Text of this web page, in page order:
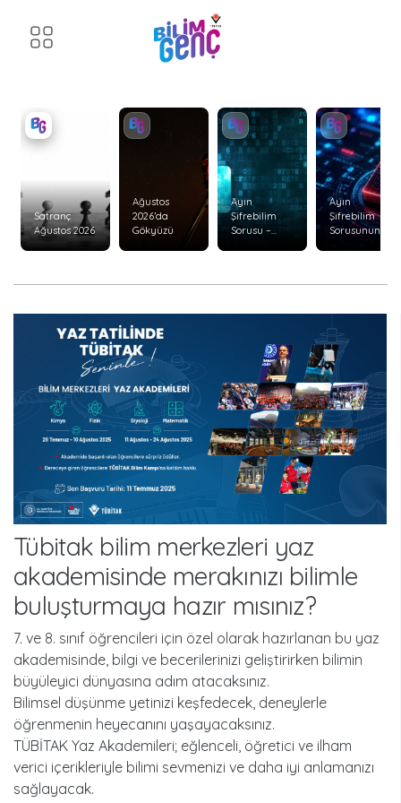
Satranç
Ağustos 2026
Ağustos
2026’da
Gökyüzü
Ayın
Şifrebilim
Sorusu –
Ayın
Şifrebilim
Sorusunun
tübi̇tak bilim merkezleri yaz
akademisinde merakınızı bilimle
buluşturmaya hazır mısınız?
7. ve 8. sınıf öğrencileri için özel olarak hazırlanan bu yaz
akademisinde, bilgi ve becerilerinizi geliştirirken bilimin
büyüleyici dünyasına adım atacaksınız.
Bilimsel düşünme yetinizi keşfedecek, deneylerle
öğrenmenin heyecanını yaşayacaksınız.
TÜBİTAK Yaz Akademileri; eğlenceli, öğretici ve ilham
verici içerikleriyle bilimi sevmenizi ve daha iyi anlamanızı
sağlayacak.